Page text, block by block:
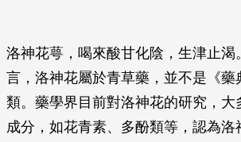
洛神花萼，喝來酸甘化陰，生津止渴
言，洛神花屬於青草藥，並不是《藥
類。藥學界目前對洛神花的研究，大
成分，如花青素、多酚類等，認為洛